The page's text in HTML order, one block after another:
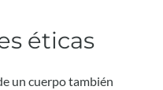
éticas
un cuerpo también